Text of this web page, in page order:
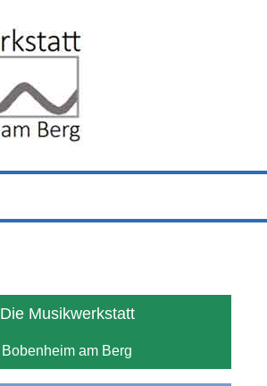
Die Musikwerkstatt
Bobenheim am Berg